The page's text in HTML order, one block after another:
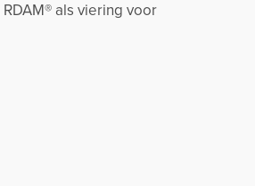
als viering voor